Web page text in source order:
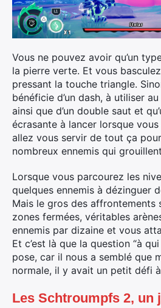
Vous ne pouvez avoir qu’un
la pierre verte. Et vous
pressant la touche triangle.
bénéficie d’un dash, à utiliser
ainsi que d’un double saut et
écrasante à lancer lorsque vous
allez vous servir de tout ça
nombreux ennemis qui
Lorsque vous parcourez les
quelques ennemis à dézinguer
Mais le gros des affrontements
zones fermées, véritables
ennemis par dizaine et vous
Et c’est là que la question “à qui
pose, car il nous a semblé que
normale, il y avait un petit défi
Les Schtroumpfs 2, un